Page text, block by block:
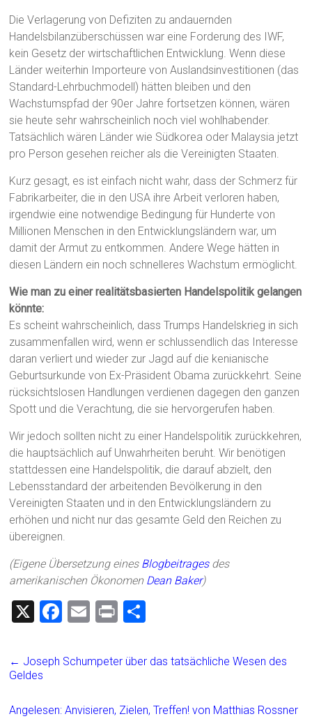
Die Verlagerung von Defiziten zu andauernden
Handelsbilanzüberschüssen war eine Forderung des IWF,
kein Gesetz der wirtschaftlichen Entwicklung. Wenn diese
Länder weiterhin Importeure von Auslandsinvestitionen (das
Standard-Lehrbuchmodell) hätten bleiben und den
Wachstumspfad der 90er Jahre fortsetzen können, wären
sie heute sehr wahrscheinlich noch viel wohlhabender.
Tatsächlich wären Länder wie Südkorea oder Malaysia jetzt
pro Person gesehen reicher als die Vereinigten Staaten.
Kurz gesagt, es ist einfach nicht wahr, dass der Schmerz für
Fabrikarbeiter, die in den USA ihre Arbeit verloren haben,
irgendwie eine notwendige Bedingung für Hunderte von
Millionen Menschen in den Entwicklungsländern war, um
damit der Armut zu entkommen. Andere Wege hätten in
diesen Ländern ein noch schnelleres Wachstum ermöglicht.
Wie man zu einer realitätsbasierten Handelspolitik gelangen
könnte:
Es scheint wahrscheinlich, dass Trumps Handelskrieg in sich
zusammenfallen wird, wenn er schlussendlich das Interesse
daran verliert und wieder zur Jagd auf die kenianische
Geburtsurkunde von Ex-Präsident Obama zurückkehrt. Seine
rücksichtslosen Handlungen verdienen dagegen den ganzen
Spott und die Verachtung, die sie hervorgerufen haben.
Wir jedoch sollten nicht zu einer Handelspolitik zurückkehren,
die hauptsächlich auf Unwahrheiten beruht. Wir benötigen
stattdessen eine Handelspolitik, die darauf abzielt, den
Lebensstandard der arbeitenden Bevölkerung in den
Vereinigten Staaten und in den Entwicklungsländern zu
erhöhen und nicht nur das gesamte Geld den Reichen zu
übereignen.
(Eigene Übersetzung eines Blogbeitragesdes
amerikanischen Ökonomen Dean Baker)
X
F
ce
o
E
ai
Pr
t
e
← Joseph Schumpeter über das tatsächliche Wesen des
Geldes
Angelesen: Anvisieren, Zielen, Treffen! von Matthias Rossner